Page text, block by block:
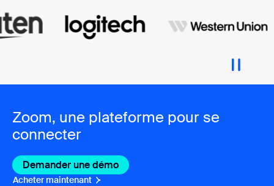
Zoom, une plateforme pour se
connecter
Demander une démo
Acheter maintenant